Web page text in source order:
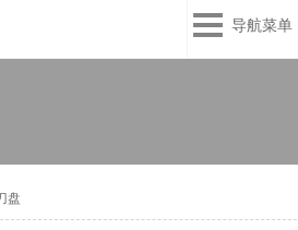
导航菜单
盘